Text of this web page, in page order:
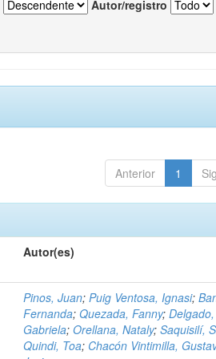
Autor/registro
Anterior 1
Autor(es)
Pinos, Juan;Puig Ventosa, Ignasi;
Fernanda;Quezada, Fanny;Delgado,
Gabriela;Orellana, Nataly;Saquisilí,
Quindi, Toa; Chacón Vintimilla,